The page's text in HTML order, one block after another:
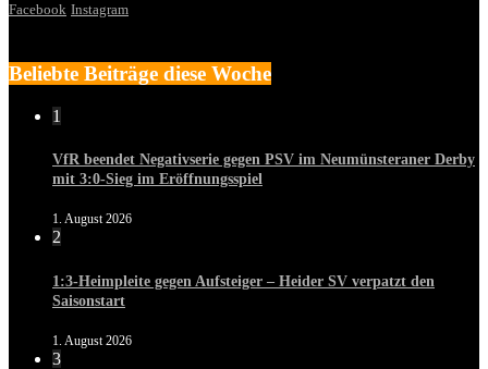
Facebook Instagram
Beliebte Beiträge diese Woche
1
VfR beendet Negativserie gegen PSV im Neumünsteraner Derby
mit 3:0-Sieg im Eröffnungsspiel
1. August 2026
2
1:3-Heimpleite gegen Aufsteiger – Heider SV verpatzt den
Saisonstart
1. August 2026
3